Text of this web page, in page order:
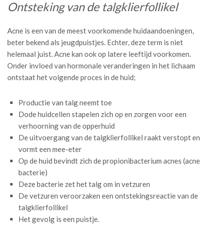
Ontsteking van de talgklierfollikel
Acne is een van de meest voorkomende huidaandoeningen,
beter bekend als jeugdpuistjes. Echter, deze term is niet
helemaal juist. Acne kan ook op latere leeftijd voorkomen.
Onder invloed van hormonale veranderingen in het lichaam
ontstaat het volgende proces in de huid;
Productie van talg neemt toe
Dode huidcellen stapelen zich op en zorgen voor een
verhoorning van de opperhuid
De uitvoergang van de talgklierfollikel raakt verstopt en
vormt een mee-eter
Op de huid bevindt zich de propionibacterium acnes (acne
bacterie)
Deze bacterie zet het talg om in vetzuren
De vetzuren veroorzaken een ontstekingsreactie van de
talgklierfollikel
Het gevolg is een puistje.